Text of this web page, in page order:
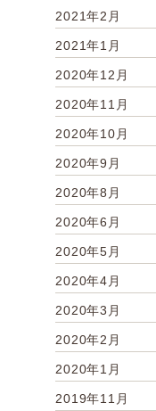
2021年2月
2021年1月
2020年12月
2020年11月
2020年10月
2020年9月
2020年8月
2020年6月
2020年5月
2020年4月
2020年3月
2020年2月
2020年1月
2019年11月